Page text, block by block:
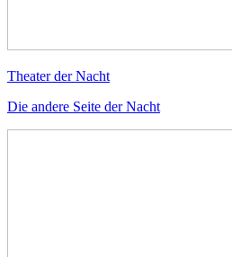
Theater der Nacht
Die andere Seite der Nacht